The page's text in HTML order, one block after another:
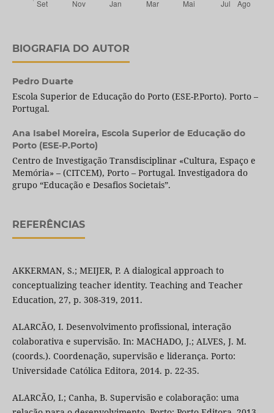
BIOGRAFIA DO AUTOR
Pedro Duarte
Escola Superior de Educação do Porto (ESE-P.Porto). Porto –
Portugal.
Ana Isabel Moreira, Escola Superior de Educação do
Porto (ESE-P.Porto)
Centro de Investigação Transdisciplinar «Cultura, Espaço e
Memória» – (CITCEM), Porto – Portugal. Investigadora do
grupo “Educação e Desafios Societais”.
REFERÊNCIAS
AKKERMAN, S.; MEIJER, P. A dialogical approach to
conceptualizing teacher identity. Teaching and Teacher
Education, 27, p. 308-319, 2011.
ALARCÃO, I. Desenvolvimento profissional, interação
colaborativa e supervisão. In: MACHADO, J.; ALVES, J. M.
(coords.). Coordenação, supervisão e liderança. Porto:
Universidade Católica Editora, 2014. p. 22-35.
ALARCÃO, I.; Canha, B. Supervisão e colaboração: uma